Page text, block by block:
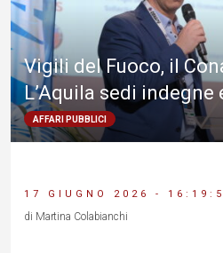
Vigili del Fuoco, il
L’Aquila sedi
AFFARI PUBBLICI
17 GIUGNO 2026 -
di Martina Colabianchi